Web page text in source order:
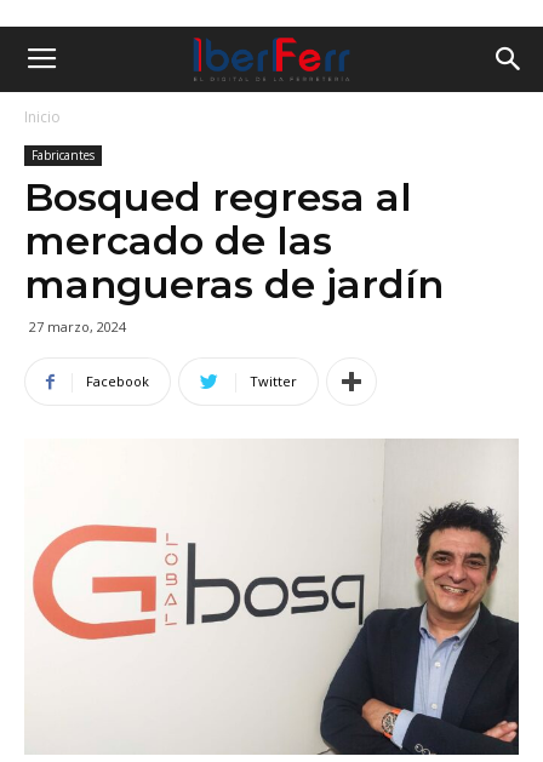
Inicio
Fabricantes
Bosqued regresa al
mercado de las
mangueras de jardín
27 marzo, 2024
Facebook Twitter